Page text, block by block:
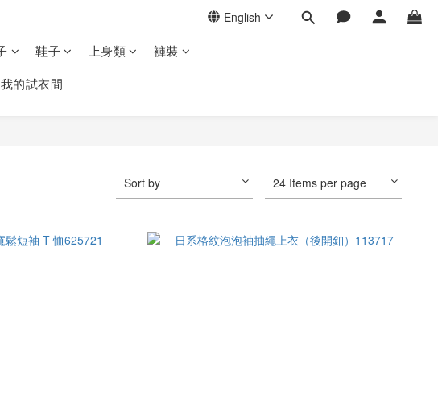
English
鞋子 上身類
褲裝
的試衣間
Sort by 24 Items per page